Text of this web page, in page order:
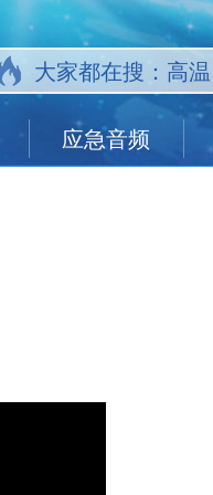
应急音频